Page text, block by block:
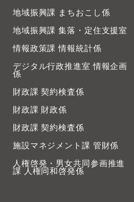
地域振興課 まちおこし係
地域振興課 集落・定住支援室
情報政策課 情報統計係
デジタル行政推進室 情報企画
係
財政課 契約検査係
財政課 財政係
財政課 契約検査係
施設マネジメント課 管財係
人権啓発・男女共同参画推進
課 人権同和啓発係